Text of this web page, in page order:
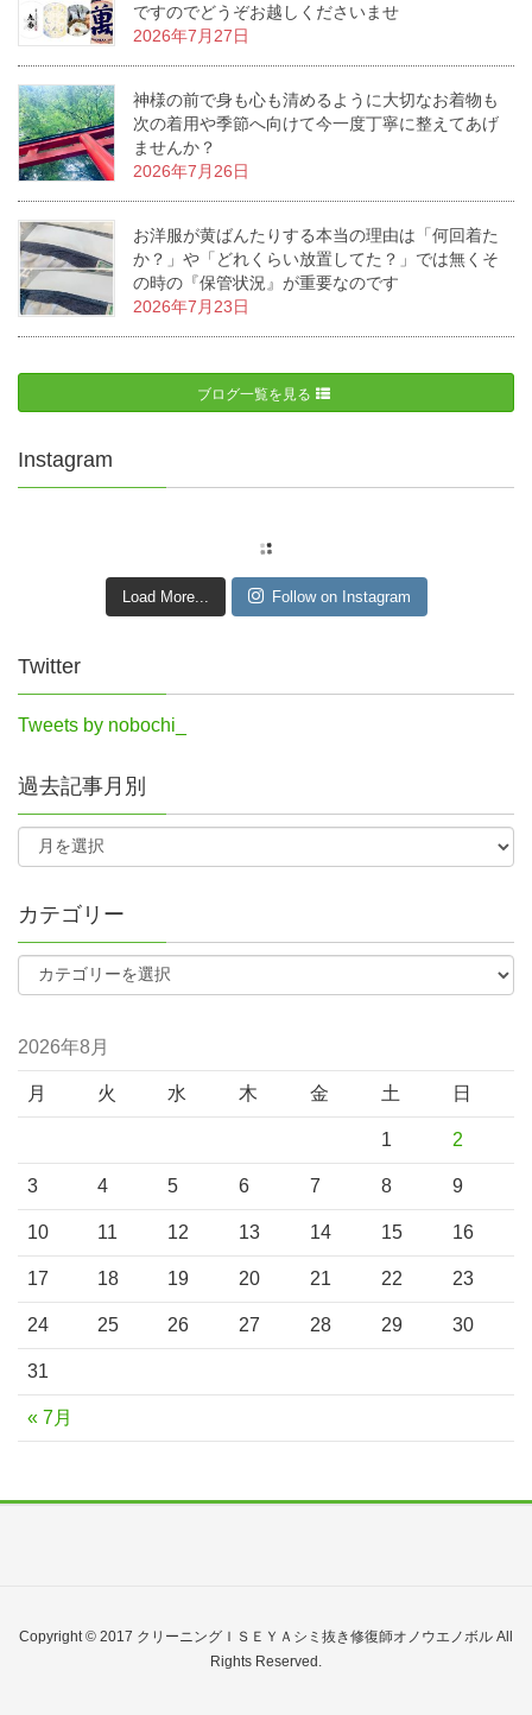
ですのでどうぞお越しくださいませ
2026年7月27日
神様の前で身も心も清めるように大切なお着物も
次の着用や季節へ向けて今一度丁寧に整えてあげ
ませんか？
2026年7月26日
お洋服が黄ばんたりする本当の理由は「何回着た
か？」や「どれくらい放置してた？」では無くそ
の時の『保管状況』が重要なのです
2026年7月23日
ブログ一覧を見る
Instagram
Load More... Follow on Instagram
Twitter
Tweets by nobochi_
過去記事月別
カテゴリー
2026年8月
月 火 水 木 金 土 日
« 7月
1 2
3 4 5 6 7 8 9
10 11 12 13 14 15 16
17 18 19 20 21 22 23
24 25 26 27 28 29 30
31
Copyright © 2017 クリーニングＩＳＥＹＡシミ抜き修復師オノウエノボル All
Rights Reserved.